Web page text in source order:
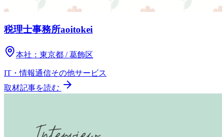
税理士事務所aoitokei
本社： 東京都 / 葛飾区
IT・情報通信その他サービス
取材記事を読む